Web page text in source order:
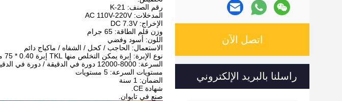
اتصل الآن
راسلنا بالبريد الإلكتروني
رقم الصنف: K-21
المدخلات: AC 110V-220V
الإخراج: DC 7.3V
وزن قلم الطاقة: 65 جرام
اللون: أسود وفضي
الاستعمال: الحاجب / كحل / الشفاه / ماكياج دائم
نوع الإبرة: إبرة يمكن التخلص منها TKL إبرة 0.40 * 75 مم وطرف
السرعة: 8000-12000 دورة في الدقيقة / دورة في الدقيقة
مستويات السرعة: 5 مستويات
الضمان: 1 سنة
شهادة CE.
صنع في تايوان.